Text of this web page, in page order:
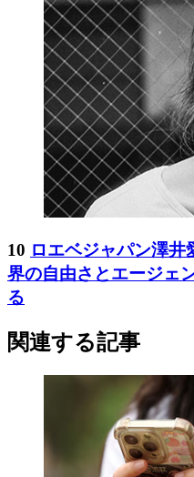
10 ロエベジャパン澤
界の自由さとエージェ
る
関連する記事